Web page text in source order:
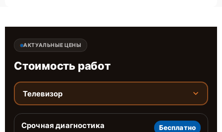
АКТУАЛЬНЫЕ ЦЕНЫ
Стоимость работ
Телевизор
Срочная диагностика Бесплатно